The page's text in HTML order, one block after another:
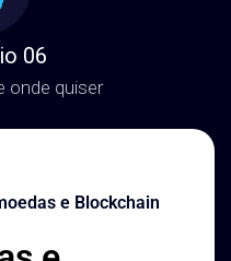
06
onde quiser
e Blockchain